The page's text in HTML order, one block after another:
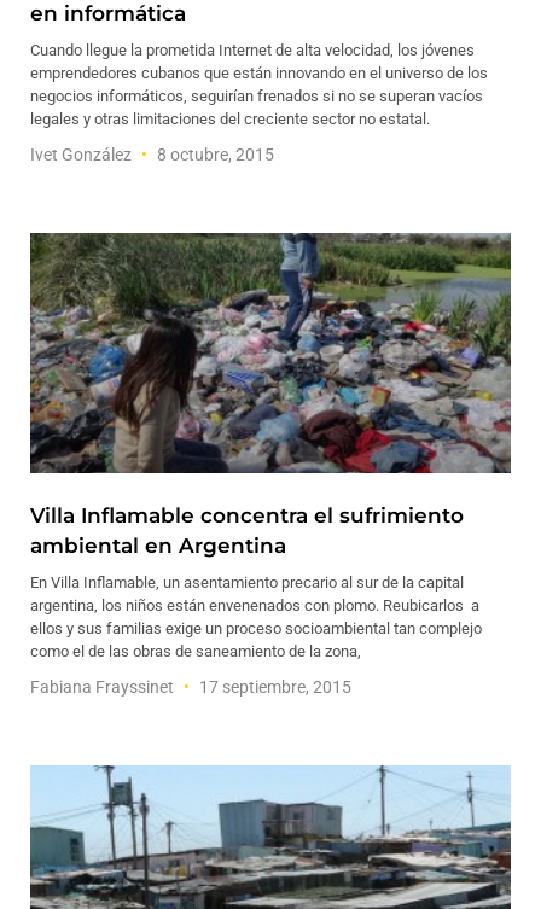
en informática
Cuando llegue la prometida Internet de alta velocidad, los jóvenes
emprendedores cubanos que están innovando en el universo de los
negocios informáticos, seguirían frenados si no se superan vacíos
legales y otras limitaciones del creciente sector no estatal.
Ivet González 8 octubre, 2015
Villa Inflamable concentra el sufrimiento
ambiental en Argentina
En Villa Inflamable, un asentamiento precario al sur de la capital
argentina, los niños están envenenados con plomo. Reubicarlos a
ellos y sus familias exige un proceso socioambiental tan complejo
como el de las obras de saneamiento de la zona,
Fabiana Frayssinet 17 septiembre, 2015